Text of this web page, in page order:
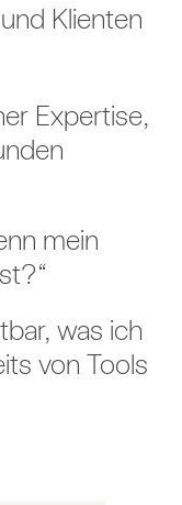
Klienten
Expertise,
mein
was ich
von Tools